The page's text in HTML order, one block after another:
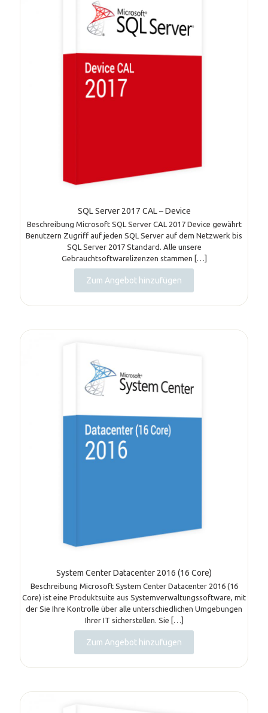
SQL Server 2017 CAL – Device
Beschreibung Microsoft SQL Server CAL 2017 Device gewährt
Benutzern Zugriff auf jeden SQL Server auf dem Netzwerk bis
SQL Server 2017 Standard. Alle unsere
Gebrauchtsoftwarelizenzen stammen […]
Zum Angebot hinzufügen
System Center Datacenter 2016 (16 Core)
Beschreibung Microsoft System Center Datacenter 2016 (16
Core) ist eine Produktsuite aus Systemverwaltungssoftware, mit
der Sie Ihre Kontrolle über alle unterschiedlichen Umgebungen
Ihrer IT sicherstellen. Sie […]
Zum Angebot hinzufügen